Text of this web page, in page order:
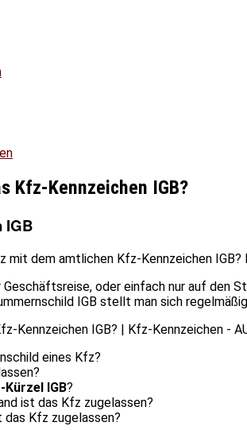
Kfz-Kennzeichen IGB?
IGB
mit dem amtlichen Kfz-Kennzeichen
Geschäftsreise, oder einfach nur auf den
IGB stellt man sich
eines Kfz?
Kürzel IGB?
ist das Kfz zugelassen?
das Kfz zugelassen?